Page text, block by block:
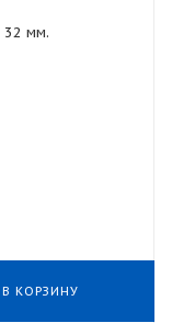
32 мм.
В КОРЗИНУ